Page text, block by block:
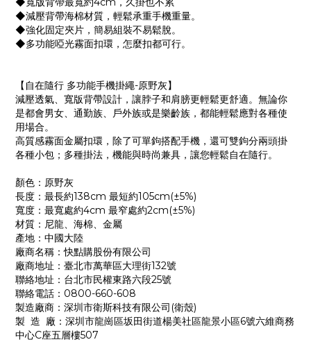
◆減壓背帶海棉材質，輕鬆承重手機重量。
◆強化固定夾片，簡易組裝不易鬆脫。
◆多功能啞光霧面扣環，怎麼扣都可行。
【自在隨行 多功能手機掛繩-原野灰】
減壓透氣、寬版背帶設計，讓脖子和肩膀更輕鬆更舒適。無論你
是都會男女、通勤族、戶外族或是樂齡族，都能輕鬆應對各種使
用場合。
高質感霧面金屬扣環，除了可單鉤搭配手機，還可雙鉤分兩頭掛
各種小包；多種掛法，機能與時尚兼具，讓您輕鬆自在隨行。
顏色：原野灰
長度：最長約138cm 最短約105cm(±5%)
寬度：最寬處約4cm 最窄處約2cm(±5%)
材質：尼龍、海棉、金屬
產地：中國大陸
廠商名稱：快點購股份有限公司
廠商地址：臺北市萬華區大理街132號
聯絡地址：台北市民權東路六段25號
聯絡電話：0800-660-608
製造廠商：深圳市衛斯科技有限公司(衛殼)
製 造 廠：深圳市龍崗區坂田街道楊美社區龍景小區6號六維商務
中心C座五層樓507